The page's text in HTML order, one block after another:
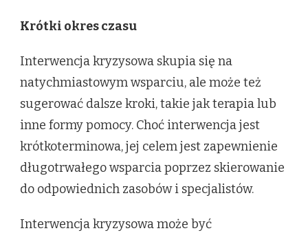
Krótki okres czasu
Interwencja kryzysowa skupia się na
natychmiastowym wsparciu, ale może też
sugerować dalsze kroki, takie jak terapia lub
inne formy pomocy. Choć interwencja jest
krótkoterminowa, jej celem jest zapewnienie
długotrwałego wsparcia poprzez skierowanie
do odpowiednich zasobów i specjalistów.
Interwencja kryzysowa może być